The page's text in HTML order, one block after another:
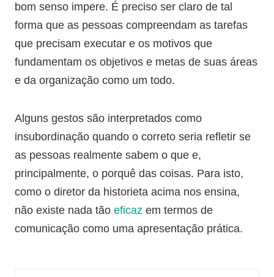
bom senso impere. É preciso ser claro de tal
forma que as pessoas compreendam as tarefas
que precisam executar e os motivos que
fundamentam os objetivos e metas de suas áreas
e da organização como um todo.
Alguns gestos são interpretados como
insubordinação quando o correto seria refletir se
as pessoas realmente sabem o que e,
principalmente, o porquê das coisas. Para isto,
como o diretor da historieta acima nos ensina,
não existe nada tão eficaz em termos de
comunicação como uma apresentação prática.